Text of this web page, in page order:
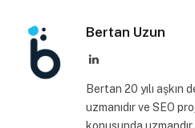
Bertan Uzun
LinkedIn
Bertan 20 yılı aşkın
uzmanıdır ve SEO
konusunda